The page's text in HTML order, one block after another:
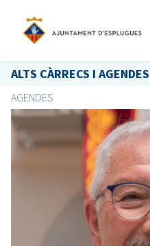
ALTS CÀRRECS I AGENDES
AGENDES